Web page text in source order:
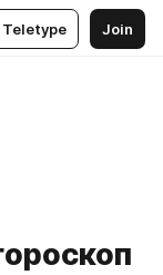
Join